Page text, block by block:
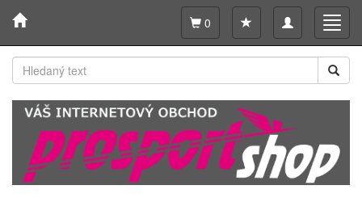
Toggle
navigation
0